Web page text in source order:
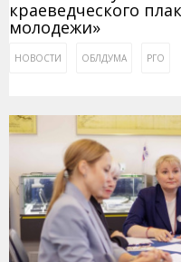
краеведческого
молодежи»
НОВОСТИ ОБЛДУМА РГО